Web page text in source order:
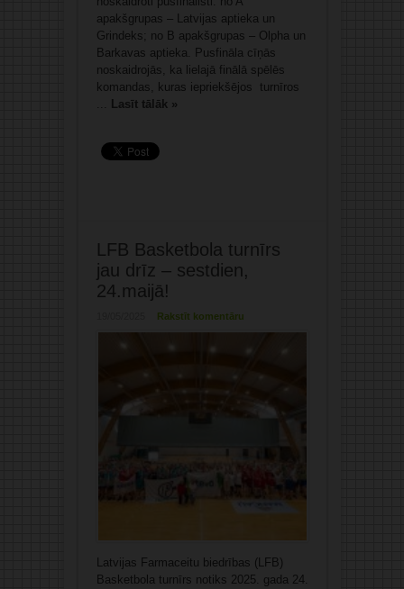
apakšgrupas – Latvijas aptieka un
Grindeks; no B apakšgrupas – Olpha un
Barkavas aptieka. Pusfināla cīņās
noskaidrojās, ka lielajā finālā spēlēs
komandas, kuras iepriekšējos turnīros
... Lasīt tālāk »
LFB Basketbola turnīrs
jau drīz – sestdien,
24.maijā!
Rakstīt komentāru
Latvijas Farmaceitu biedrības (LFB)
Basketbola turnīrs notiks 2025. gada 24.